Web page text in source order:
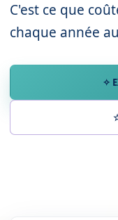
C'est ce que
chaque année
✧